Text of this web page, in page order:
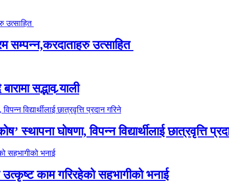
सम्पन्न,करदाताहरु उत्साहित
सद्भाव र्‍याली
स्थापना घोषणा, विपन्न विद्यार्थीलाई छात्रवृत्ति
काम गरिरहेको सहभागीको भनाई